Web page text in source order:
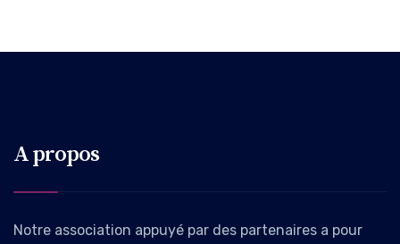
A propos
Notre association appuyé par des partenaires a pour